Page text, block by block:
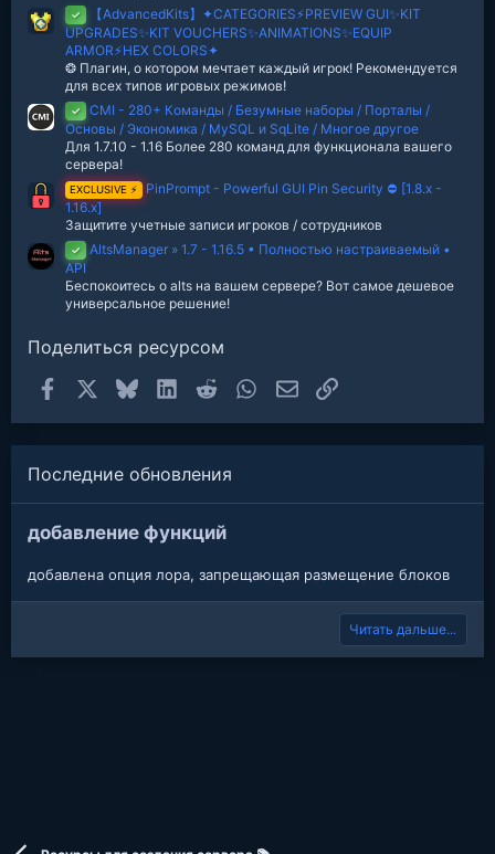
✓
【AdvancedKits】✦CATEGORIES⚡️PREVIEW GUI✨KIT
UPGRADES✨KIT VOUCHERS✨ANIMATIONS✨EQUIP
ARMOR⚡️HEX COLORS✦
❂ Плагин, о котором мечтает каждый игрок! Рекомендуется
для всех типов игровых режимов!
✓
CMI - 280+ Команды / Безумные наборы / Порталы /
Основы / Экономика / MySQL и SqLite / Многое другое
Для 1.7.10 - 1.16 Более 280 команд для функционала вашего
сервера!
EXCLUSIVE ⚡
PinPrompt - Powerful GUI Pin Security ⛔️ [1.8.x -
1.16.x]
Защитите учетные записи игроков / сотрудников
✓
AltsManager » 1.7 - 1.16.5 • Полностью настраиваемый •
API
Беспокоитесь о alts на вашем сервере? Вот самое дешевое
универсальное решение!
Поделиться ресурсом
Facebook Bluesky LinkedInReddit WhatsAppЭлектронная почта
Ссылка
Последние обновления
добавление функций
добавлена опция лора, запрещающая размещение блоков
Читать дальше...